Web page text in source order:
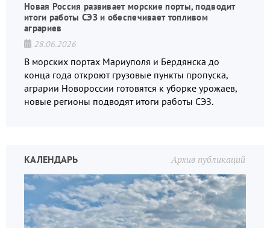
Новая Россия развивает морские порты, подводит
итоги работы СЭЗ и обеспечивает топливом
аграриев
28.06.2026
В морских портах Мариуполя и Бердянска до
конца года откроют грузовые пункты пропуска,
аграрии Новороссии готовятся к уборке урожаев,
новые регионы подводят итоги работы СЭЗ.
Архив публикаций
КАЛЕНДАРЬ